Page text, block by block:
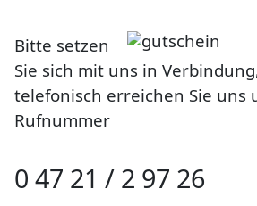
Bitte setzen
Sie sich mit uns in
telefonisch erreichen Sie uns
Rufnummer
0 47 21 / 2 97 26